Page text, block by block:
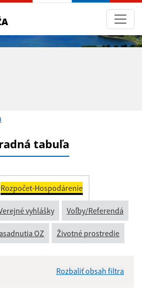
tabuľa
Rozpočet-Hospodárenie
vyhlášky Voľby/Referendá
OZ Životné prostredie
Rozbaliť obsah filtra